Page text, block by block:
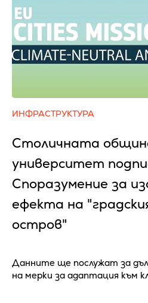
ИНФРАСТРУКТУРА
Столичната
университет
Споразумение за
ефекта на
остров"
Данните ще послужат за
на мерки за адаптация към